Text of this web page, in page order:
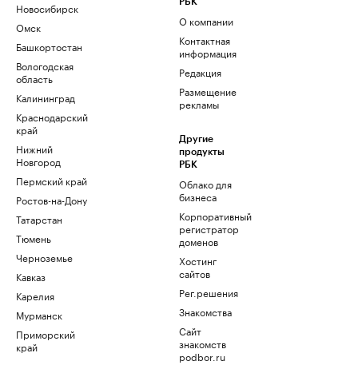
Новосибирск
Омск
Башкортостан
Вологодская
область
Калининград
Краснодарский
край
Нижний
Новгород
Пермский край
Ростов-на-Дону
Татарстан
Тюмень
Черноземье
Кавказ
Карелия
Мурманск
Приморский
край
О компании
Контактная
информация
Редакция
Размещение
рекламы
Другие
продукты
РБК
Облако для
бизнеса
Корпоративный
регистратор
доменов
Хостинг
сайтов
Рег.решения
Знакомства
Сайт
знакомств
podbor.ru